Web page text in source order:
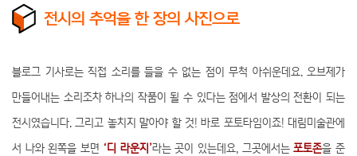
전시의 추억을 한 장의 사진으로
블로그 기사로는 직접 소리를 들을 수 없는 점이 무척 아쉬운데요. 오브제가
만들어내는 소리조차 하나의 작품이 될 수 있다는 점에서 발상의 전환이 되는
전시였습니다. 그리고 놓치지 말아야 할 것! 바로 포토타임이죠! 대림미술관에
서 나와 왼쪽을 보면 ‘디 라운지’라는 곳이 있는데요, 그곳에서는포토존을 준